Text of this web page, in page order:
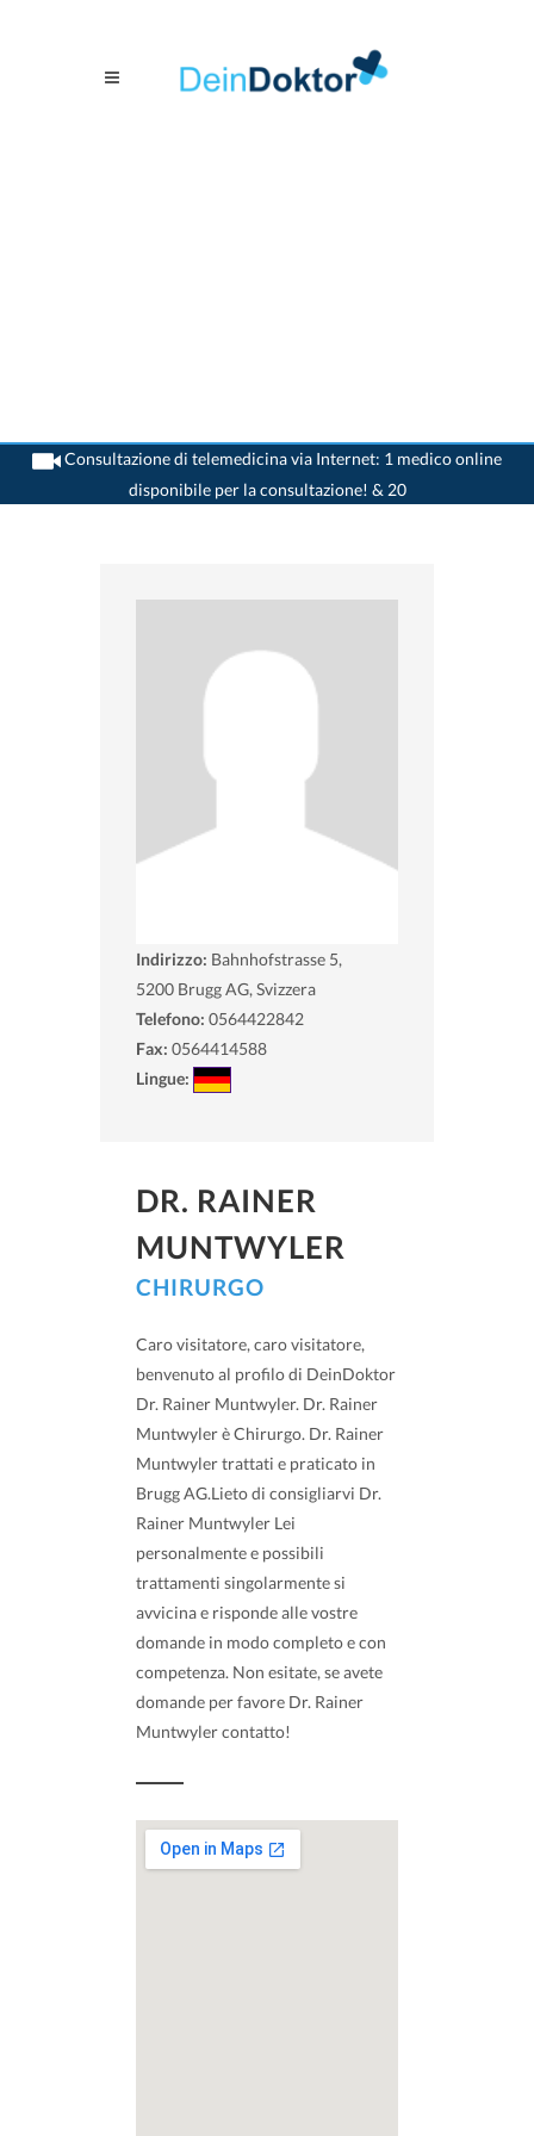
Consultazione di telemedicina via Internet: 1 medico online
disponibile per la consultazione! & 20
>Chirurgo>Brugg AG>Dr. Rainer Muntwyler
Indirizzo: Bahnhofstrasse 5,
5200 Brugg AG, Svizzera
Telefono: 0564422842
Fax: 0564414588
Lingue:
DR. RAINER
MUNTWYLER
CHIRURGO
Caro visitatore, caro visitatore,
benvenuto al profilo di DeinDoktor
Dr. Rainer Muntwyler. Dr. Rainer
Muntwyler è Chirurgo. Dr. Rainer
Muntwyler trattati e praticato in
Brugg AG.Lieto di consigliarvi Dr.
Rainer Muntwyler Lei
personalmente e possibili
trattamenti singolarmente si
avvicina e risponde alle vostre
domande in modo completo e con
competenza. Non esitate, se avete
domande per favore Dr. Rainer
Muntwyler contatto!